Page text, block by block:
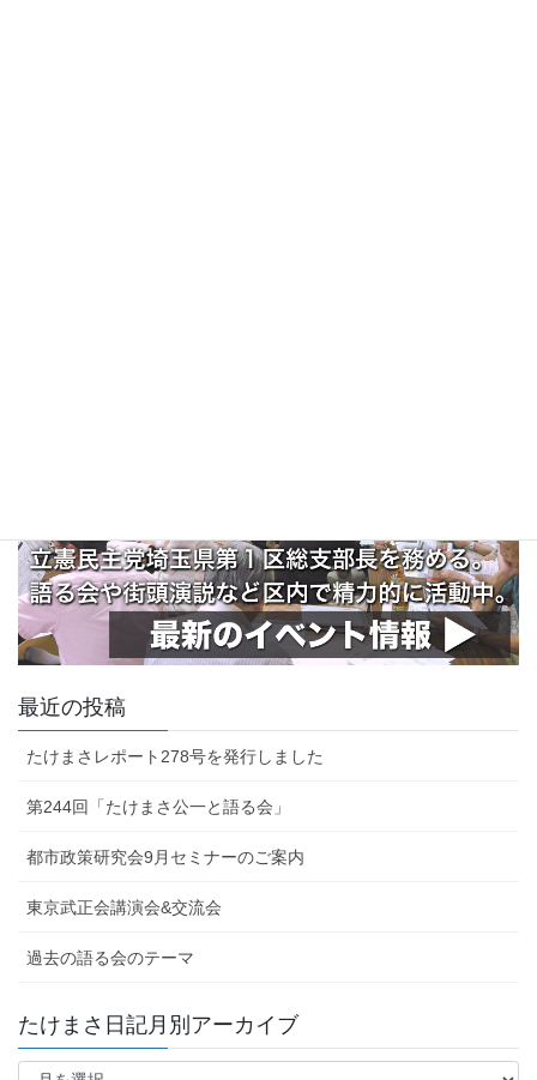
最近の投稿
たけまさレポート278号を発行しました
第244回「たけまさ公一と語る会」
都市政策研究会9月セミナーのご案内
東京武正会講演会&交流会
過去の語る会のテーマ
たけまさ日記月別アーカイブ
た